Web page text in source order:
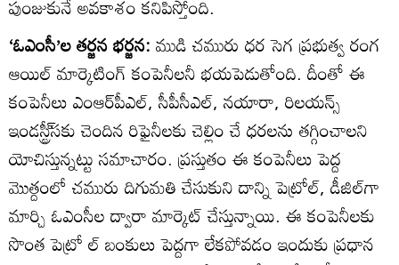
పుంజుకునే అవకాశం కనిపిస్తోంది.
‘ఓఎంసీ’ల తర్జన భర్జన:ముడి చమురు ధర సెగ ప్రభుత్వ రంగ
ఆయిల్‌ మార్కెటింగ్‌ కంపెనీలనీ భయపెడుతోంది. దీంతో ఈ
కంపెనీలు ఎంఆర్‌పీఎల్‌, సీపీసీఎల్‌, నయారా, రిలయన్స్‌
ఇండస్ట్రీ్‌సకు చెందిన రిఫైనీలకు చెల్లిం చే ధరలను తగ్గించాలని
యోచిస్తున్నట్టు సమాచారం. ప్రస్తుతం ఈ కంపెనీలు పెద్ద
మొత్దంలో చమురు దిగుమతి చేసుకుని దాన్ని పెట్రోల్‌, డీజిల్‌గా
మార్చి ఓఎంసీల ద్వారా మార్కెట్‌ చేస్తున్నాయి. ఈ కంపెనీలకు
సొంత పెట్రో ల్‌ బంకులు పెద్దగా లేకపోవడం ఇందుకు ప్రధాన